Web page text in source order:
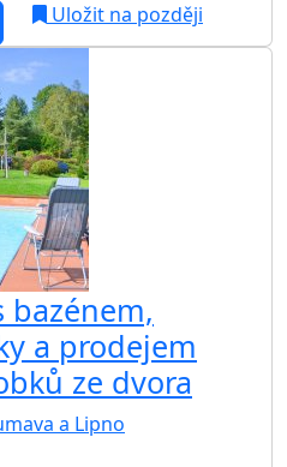
Uložit na později
bazénem,
a prodejem
ze dvora
a Lipno